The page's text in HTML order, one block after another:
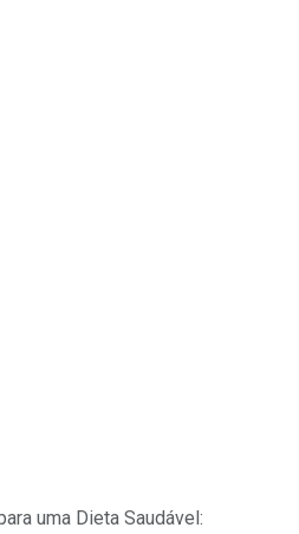
uma Dieta Saudável: